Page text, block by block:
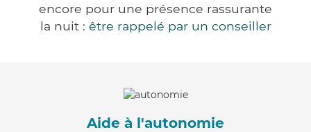
encore pour une présence rassurante
la nuit : être rappelé par un conseiller
Aide à l'autonomie